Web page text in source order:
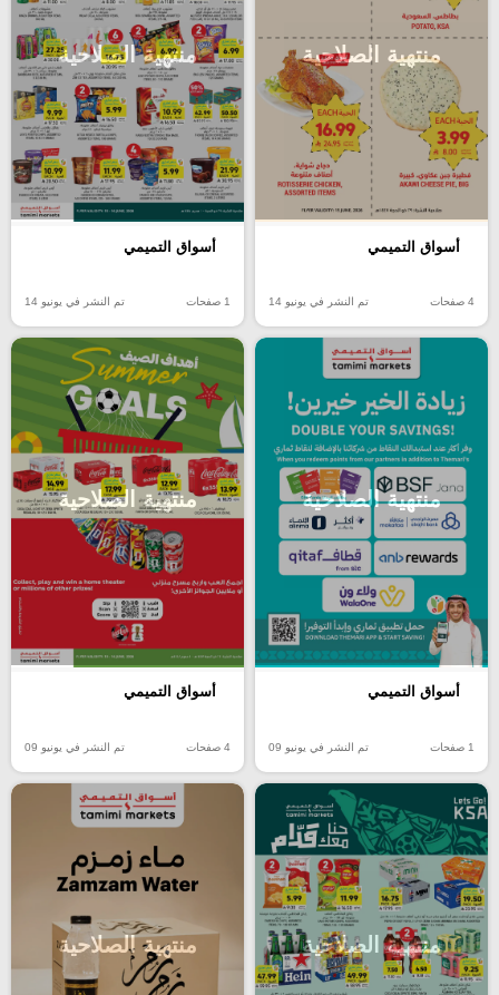
منتهية الصلاحية
أسواق التميمي
4 صفحات تم النشر في يونيو 14
منتهية الصلاحية
أسواق التميمي
1 صفحات تم النشر في يونيو 14
منتهية الصلاحية
أسواق التميمي
1 صفحات تم النشر في يونيو 09
منتهية الصلاحية
أسواق التميمي
4 صفحات تم النشر في يونيو 09
منتهية الصلاحية منتهية الصلاحية